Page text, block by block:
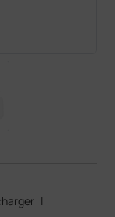
|